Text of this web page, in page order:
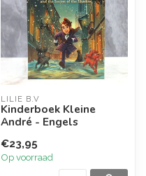
LILIE B.V
Kinderboek Kleine
André - Engels
€23,95
Op voorraad